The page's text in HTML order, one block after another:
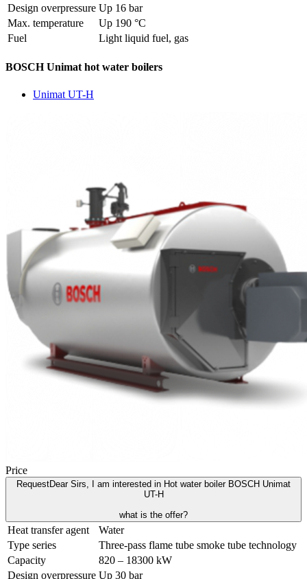
Design overpressure Up 16 bar
Max. temperature
Up 190 °C
Fuel
Light liquid fuel, gas
BOSCH Unimat hot water boilers
Unimat UT-H
Price
RequestDear Sirs, I am interested in Hot water boiler BOSCH Unimat
UT-H
what is the offer?
Heat transfer agent
Water
Type series
Three-pass flame tube smoke tube technology
Capacity
820 – 18300 kW
Design overpressure Up 30 bar